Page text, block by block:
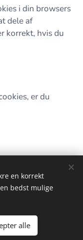
i din browsers
dele af
korrekt, hvis du
er du
tilhører KiWa Foto!
Cookies
en korrekt
bedst mulige
alle